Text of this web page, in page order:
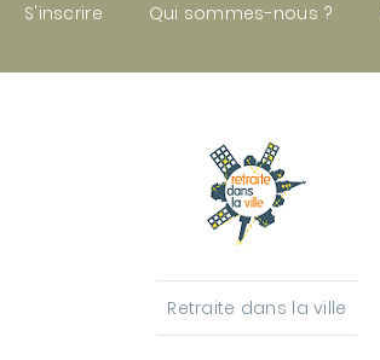
S'inscrire Qui sommes-nous ?
Retraite dans la ville